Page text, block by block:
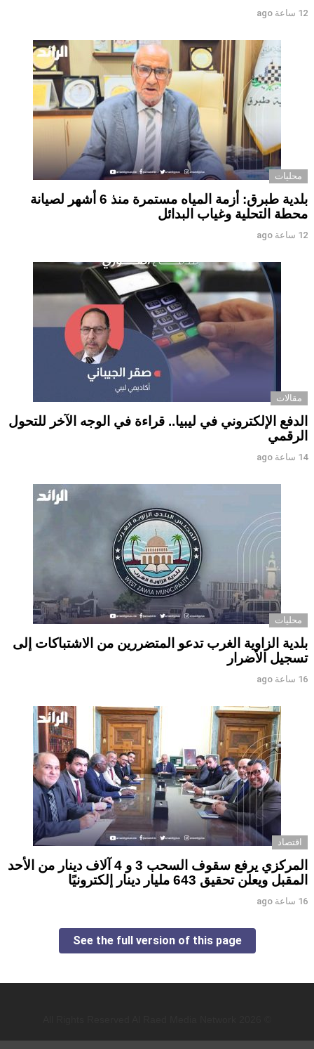
12 ساعة ago
محليات
بلدية طبرق: أزمة المياه مستمرة منذ 6 أشهر لصيانة
محطة التحلية وغياب البدائل ‏ ‏
12 ساعة ago
مقالات
الدفع الإلكتروني في ليبيا.. قراءة في الوجه الآخر للتحول
الرقمي ‏
14 ساعة ago
محليات
بلدية الزاوية الغرب تدعو المتضررين من الاشتباكات إلى
تسجيل الأضرار
16 ساعة ago
اقتصاد
المركزي يرفع سقوف السحب 3 و 4 آلاف دينار من الأحد
المقبل ويعلن تحقيق 643 مليار دينار إلكترونيًا
16 ساعة ago
See the full version of this page